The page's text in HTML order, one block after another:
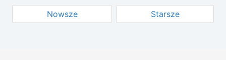
Nowsze Starsze